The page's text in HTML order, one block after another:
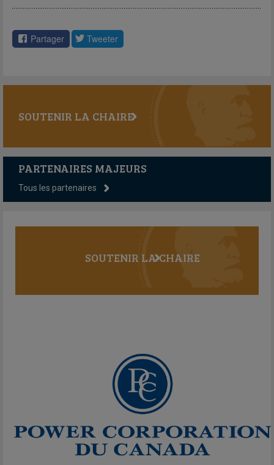
Partager Tweeter
SOUTENIR LA CHAIRE
PARTENAIRES MAJEURS
Tous les partenaires
SOUTENIR LA CHAIRE